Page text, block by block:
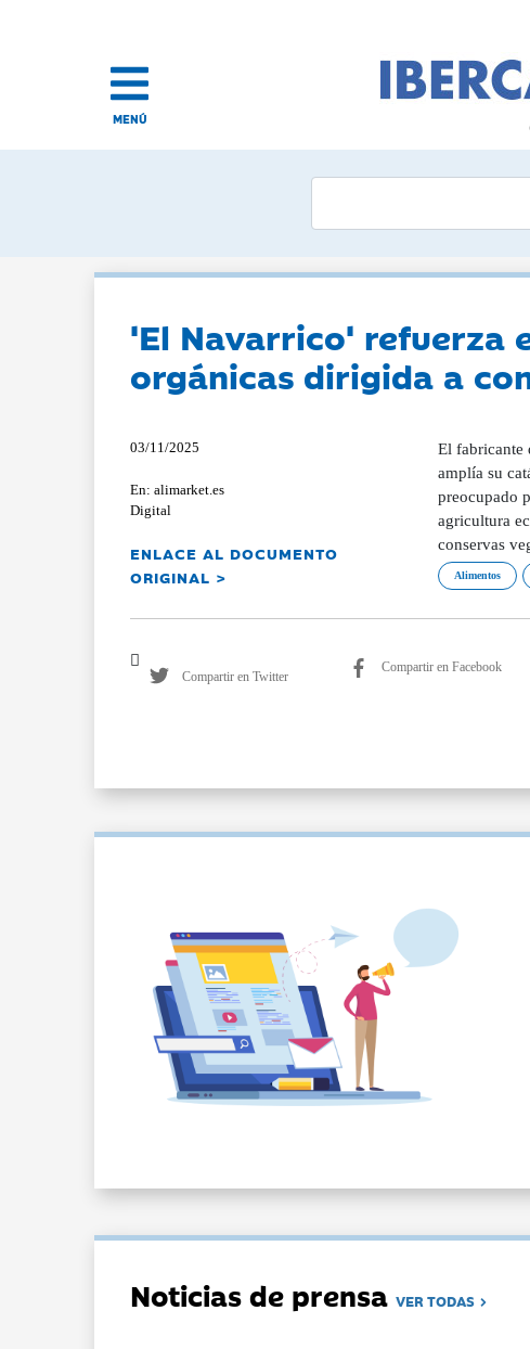
MENÚ
'El Navarrico' refuerza
orgánicas dirigida a
03/11/2025
En: alimarket.es
Digital
ENLACE AL DOCUMENTO
ORIGINAL >
El fabricante
amplía su
preocupado
agricultura
conservas
Alimentos
Compartir en Twitter
Compartir en Facebook
Noticias de prensaVER TODAS